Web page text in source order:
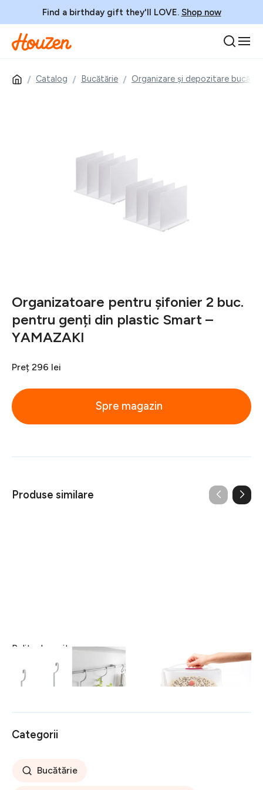
Find a birthday gift they'll LOVE. Shop now
Catalog Bucătărie Organizare și depozitare
Organizatoare pentru șifonier 2 buc.
pentru genți din plastic Smart –
YAMAZAKI
Preț 296 lei
Spre magazin
Produse similare
Polita depozitare
condimente City Frost,
Metaltex, 35x9x26 cm,
metal/invelis Polytherm,
34 lei
Metaltex, plastic, 8-15x30
cm, alb/roz
Categorii
Bucătărie